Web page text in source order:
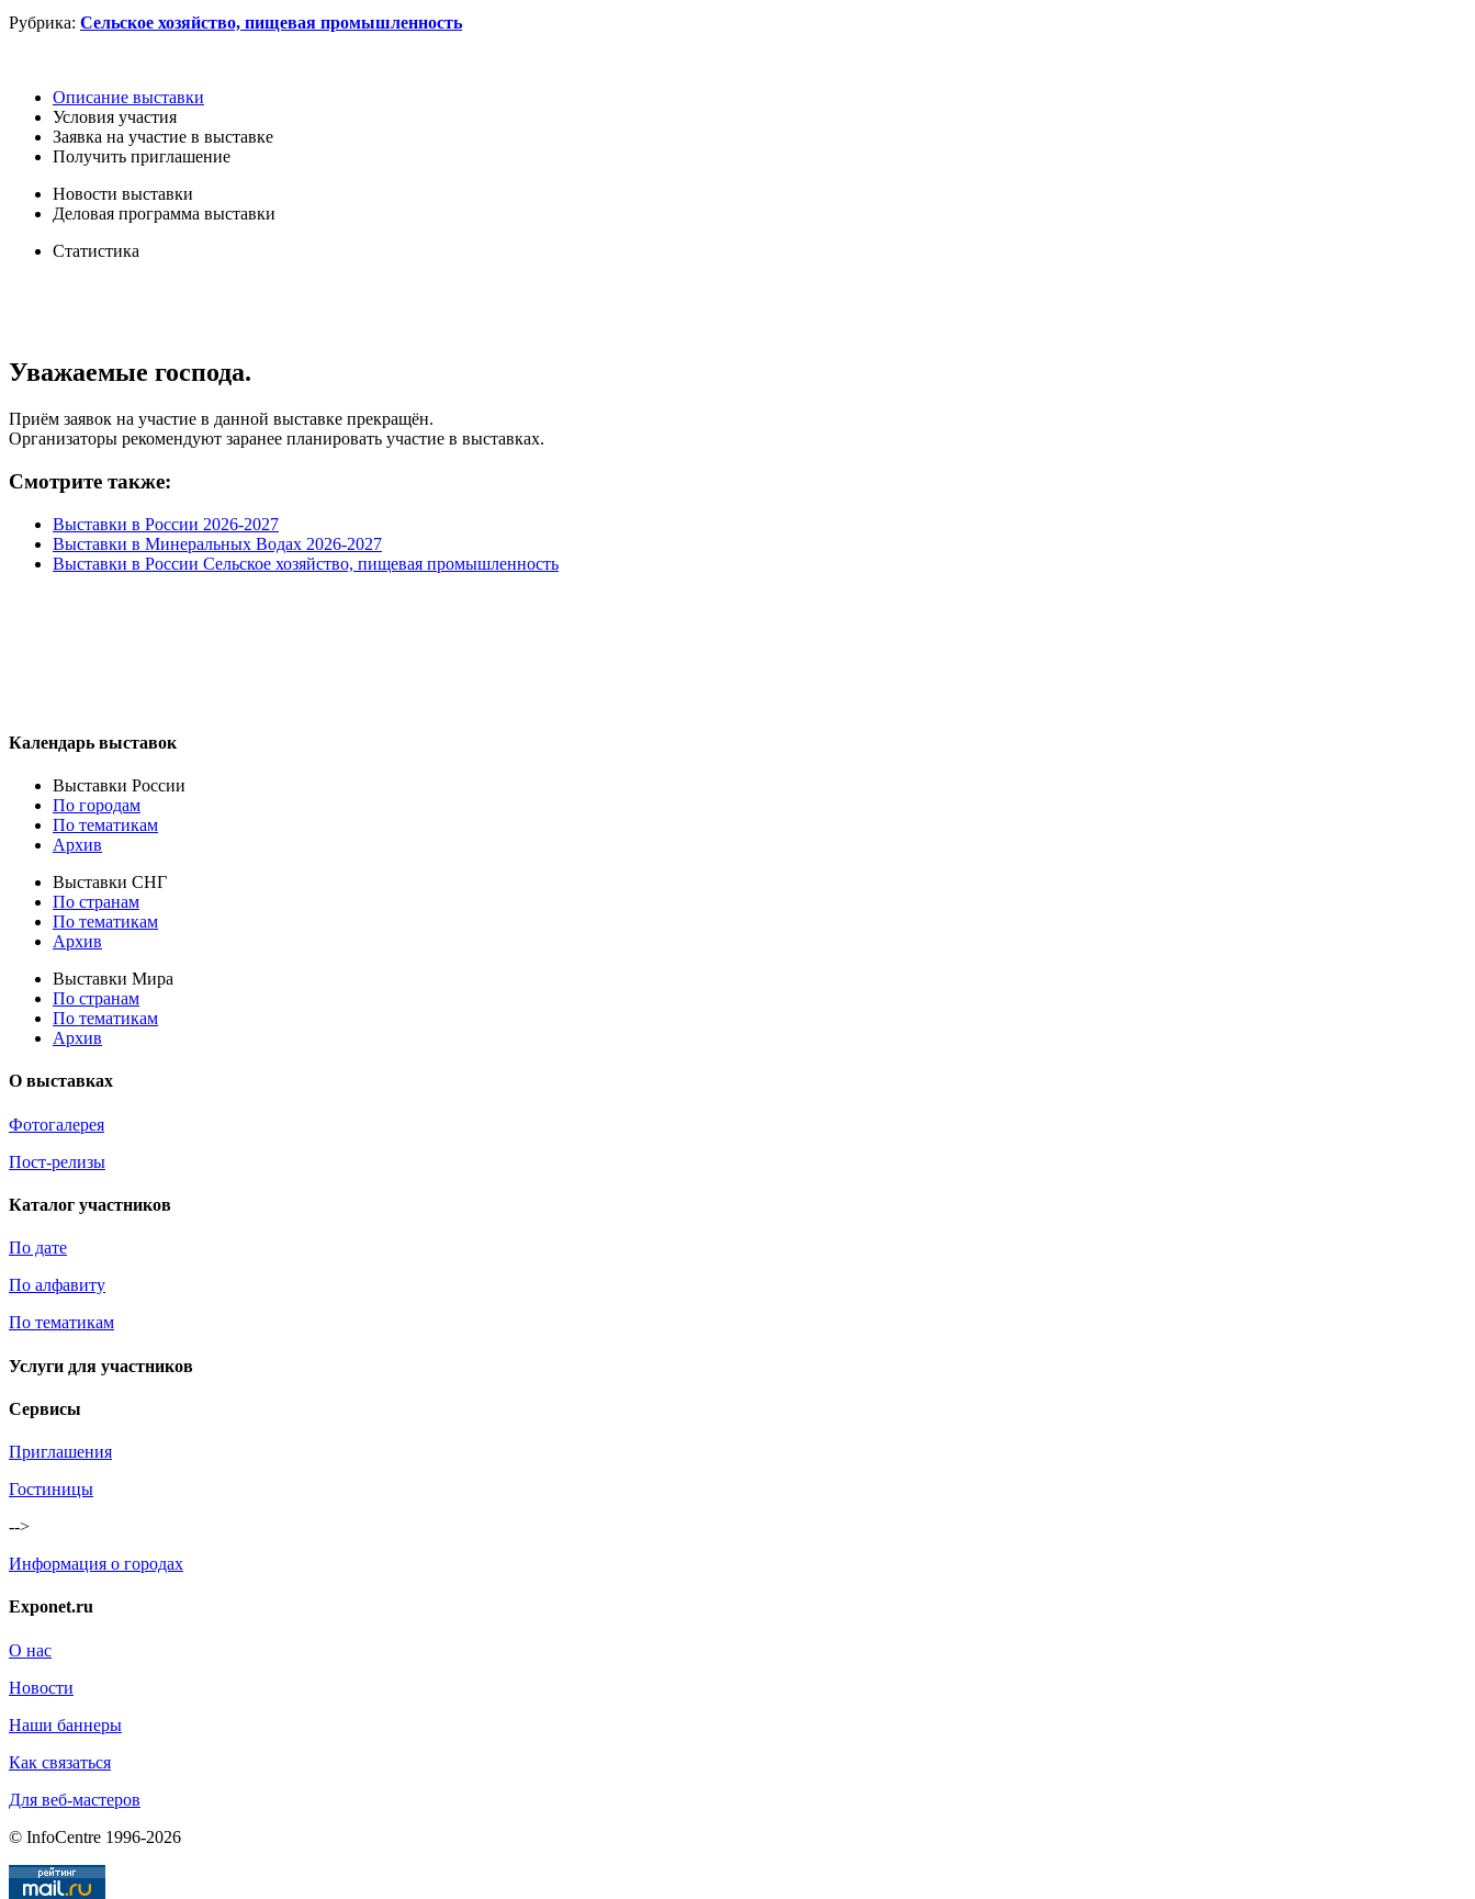
Рубрика: Сельское хозяйство, пищевая промышленность
Описание выставки
Условия участия
Заявка на участие в выставке
Получить приглашение
Новости выставки
Деловая программа выставки
Статистика
Уважаемые господа.
Приём заявок на участие в данной выставке прекращён.
Организаторы рекомендуют заранее планировать участие в выставках.
Смотрите также:
Выставки в России 2026-2027
Выставки в Минеральных Водах 2026-2027
Выставки в России Сельское хозяйство, пищевая промышленность
Календарь выставок
Выставки России
По городам
По тематикам
Архив
Выставки СНГ
По странам
По тематикам
Архив
Выставки Мира
По странам
По тематикам
Архив
О выставках
Фотогалерея
Пост-релизы
Каталог участников
По дате
По алфавиту
По тематикам
Услуги для участников
Сервисы
Приглашения
Гостиницы
-->
Информация о городах
Exponet.ru
О нас
Новости
Наши баннеры
Как связаться
Для веб-мастеров
© InfoCentre 1996-2026